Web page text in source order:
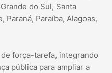
do Sul, Santa
Paraná, Paraíba, Alagoas,
força-tarefa, integrando
pública para ampliar a